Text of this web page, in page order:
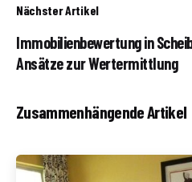
Nächster Artikel
Immobilienbewertung in
Ansätze zur Wertermittlung
Zusammenhängende Artikel